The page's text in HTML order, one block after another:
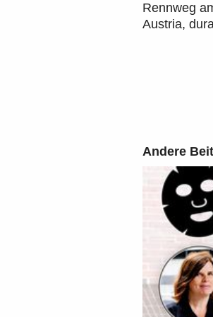
Rennweg
Austria,
Andere